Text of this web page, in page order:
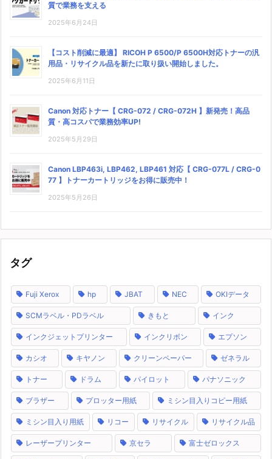
質で業務を支える
2025年6月24日
【コスト削減に最適】 RICOH P 6500/P 6500H対応トナーの汎
用品・リサイクル品を新たに取り扱い開始しました。
2025年6月11日
Canon 対応トナー【 CRG-072 / CRG-072H 】新発売！高品
質・高コスパで業務効率UP!
2025年5月29日
Canon LBP463i, LBP462, LBP461 対応【 CRG-077L / CRG-0
77 】トナーカートリッジをお得に販売中！
2025年5月26日
タグ
Fuji Xerox hp JBAT NEC OKIデータ
SCMラベル・PDラベル きもと インク
インクジェットプリンター インクリボン エプソン
カシオ キヤノン クリーンペーパー ゼネラル
トナー ドラム パイロット パナソニック
ブラザー プロッター用紙 ミシン目入りコピー用紙
ミシン目入り用紙 リコー リサイクル リサイクル品
レーザープリンター 京セラ 富士ゼロックス